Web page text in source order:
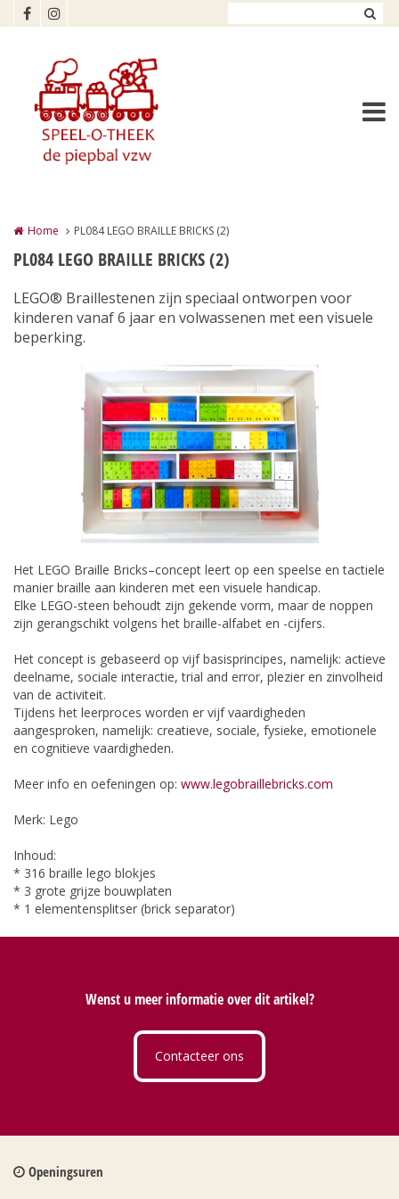
Overslaan en naar de inhoud gaan
Home PL084 LEGO BRAILLE BRICKS (2)
PL084 LEGO BRAILLE BRICKS (2)
LEGO® Braillestenen zijn speciaal ontworpen voor
kinderen vanaf 6 jaar en volwassenen met een visuele
beperking.
Het LEGO Braille Bricks–concept leert op een speelse en tactiele
manier braille aan kinderen met een visuele handicap.
Elke LEGO-steen behoudt zijn gekende vorm, maar de noppen
zijn gerangschikt volgens het braille-alfabet en -cijfers.
Het concept is gebaseerd op vijf basisprincipes, namelijk: actieve
deelname, sociale interactie, trial and error, plezier en zinvolheid
van de activiteit.
Tijdens het leerproces worden er vijf vaardigheden
aangesproken, namelijk: creatieve, sociale, fysieke, emotionele
en cognitieve vaardigheden.
Meer info en oefeningen op: www.legobraillebricks.com
Merk: Lego
Inhoud:
* 316 braille lego blokjes
* 3 grote grijze bouwplaten
* 1 elementensplitser (brick separator)
Wenst u meer informatie over dit artikel?
Contacteer ons
Openingsuren